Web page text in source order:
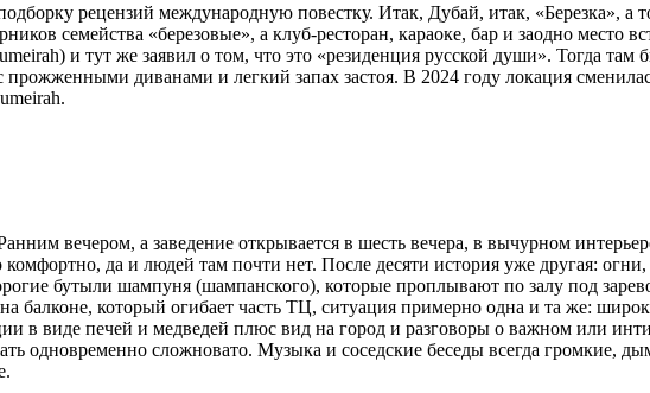
рецензий международную повестку. Итак, Дубай, итак, «Березка», а
семейства «березовые», а клуб-ресторан, караоке, бар и заодно место
и тут же заявил о том, что это «резиденция русской души». Тогда
с прожженными диванами и легкий запах застоя. В 2024 году локация
вечером, а заведение открывается в шесть вечера, в вычурном
да и людей там почти нет. После десяти история уже другая:
бутыли шампуня (шампанского), которые проплывают по залу под
балконе, который огибает часть ТЦ, ситуация примерно одна и та же:
в виде печей и медведей плюс вид на город и разговоры о важном или
одновременно сложновато. Музыка и соседские беседы всегда громкие,